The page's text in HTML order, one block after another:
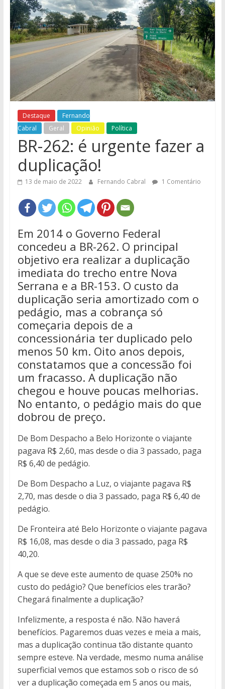
Região
Destaque
Fernando
Cabral
Geral Opinião Política
BR-262: é urgente fazer a
duplicação!
13 de maio de 2022 Fernando Cabral 1 Comentário
Em 2014 o Governo Federal
concedeu a BR-262. O principal
objetivo era realizar a duplicação
imediata do trecho entre Nova
Serrana e a BR-153. O custo da
duplicação seria amortizado com o
pedágio, mas a cobrança só
começaria depois de a
concessionária ter duplicado pelo
menos 50 km. Oito anos depois,
constatamos que a concessão foi
um fracasso. A duplicação não
chegou e houve poucas melhorias.
No entanto, o pedágio mais do que
dobrou de preço.
De Bom Despacho a Belo Horizonte o viajante
pagava R$ 2,60, mas desde o dia 3 passado, paga
R$ 6,40 de pedágio.
De Bom Despacho a Luz, o viajante pagava R$
2,70, mas desde o dia 3 passado, paga R$ 6,40 de
pedágio.
De Fronteira até Belo Horizonte o viajante pagava
R$ 16,08, mas desde o dia 3 passado, paga R$
40,20.
A que se deve este aumento de quase 250% no
custo do pedágio? Que benefícios eles trarão?
Chegará finalmente a duplicação?
Infelizmente, a resposta é não. Não haverá
benefícios. Pagaremos duas vezes e meia a mais,
mas a duplicação continua tão distante quanto
sempre esteve. Na verdade, mesmo numa análise
superficial vemos que estamos sob o risco de só
ver a duplicação começada em 5 anos ou mais,